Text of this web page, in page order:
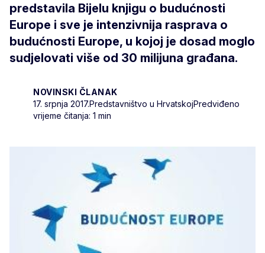
predstavila Bijelu knjigu o budućnosti
Europe i sve je intenzivnija rasprava o
budućnosti Europe, u kojoj je dosad moglo
sudjelovati više od 30 milijuna građana.
NOVINSKI ČLANAK
17. srpnja 2017.Predstavništvo u HrvatskojPredviđeno
vrijeme čitanja: 1 min